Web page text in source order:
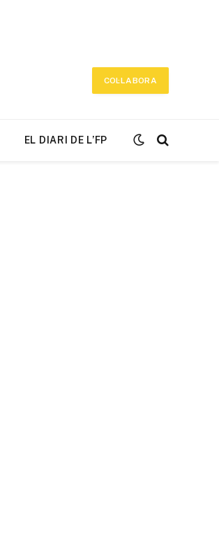
COL·LABORA
EL DIARI DE L’FP